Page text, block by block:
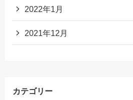
2022年1月
2021年12月
カテゴリー